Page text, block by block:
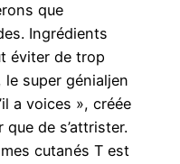
que
Ingrédients
éviter de trop
le super génialjen
a voices », créée
de s’attrister.
cutanés T est